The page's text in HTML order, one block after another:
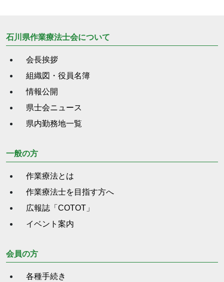
石川県作業療法士会について
会長挨拶
組織図・役員名簿
情報公開
県士会ニュース
県内勤務地一覧
一般の方
作業療法とは
作業療法士を目指す方へ
広報誌「COTOT」
イベント案内
会員の方
各種手続き